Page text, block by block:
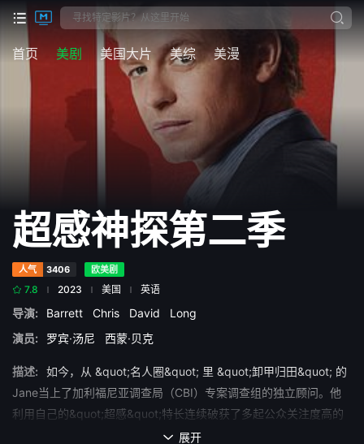
首页 美剧 美国大片 美综 美漫
超感神探第二季
人气 3406 欧美剧
7.8 2023 美国 英语
导演: Barrett Chris David Long
演员:
罗宾·汤尼 西蒙·贝克
描述:
如今，从 &quot;名人圈&quot; 里 &quot;卸甲归田&quot; 的
Jane当上了加利福尼亚调查局（CBI）专案调查组的独立顾问。他
利用自己的&quot;超感&quot;特长连续破获了多起公众关注度高的
疑难悬案，惊人的破案效率和成功记录让很多人连呼&quot;神人
 展开